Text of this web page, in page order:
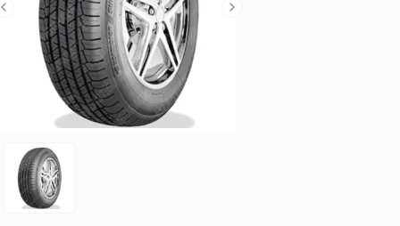
Next Slide
Previous Slide